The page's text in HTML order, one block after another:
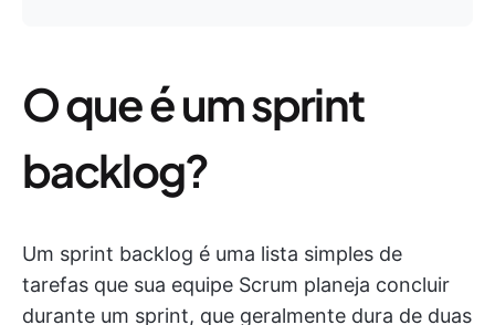
O que é um sprint
backlog?
Um sprint backlog é uma lista simples de
tarefas que sua equipe Scrum planeja concluir
durante um sprint, que geralmente dura de duas